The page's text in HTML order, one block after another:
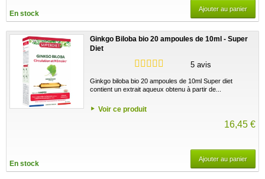
En stock
Ajouter au panier
Ginkgo Biloba bio 20 ampoules de 10ml - Super
Diet
5 avis
Ginkgo biloba bio 20 ampoules de 10ml Super diet
contient un extrait aqueux obtenu à partir de...
Voir ce produit
16,45 €
En stock
Ajouter au panier